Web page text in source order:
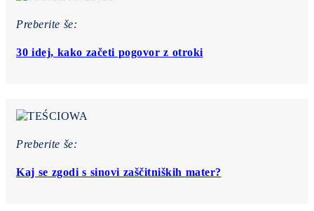
Preberite še:
30 idej, kako začeti pogovor z otroki
Preberite še:
Kaj se zgodi s sinovi zaščitniških mater?